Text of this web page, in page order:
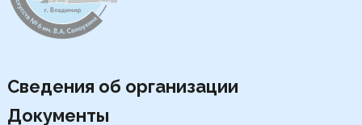
Сведения об организации
Документы